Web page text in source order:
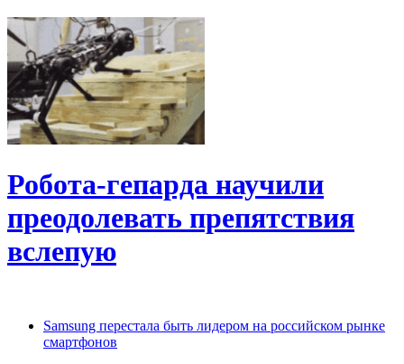
Робота-гепарда научили
преодолевать препятствия
вслепую
Samsung перестала быть лидером на российском рынке
смартфонов